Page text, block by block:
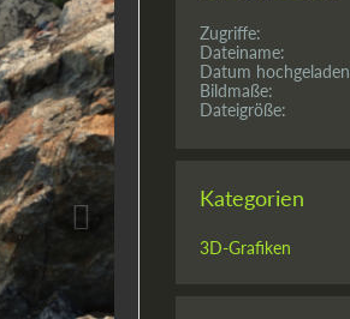
Zugriffe
Dateiname
Datum hochgeladen
Bildmaße
Dateigröße
Kategorien
3D-Grafiken